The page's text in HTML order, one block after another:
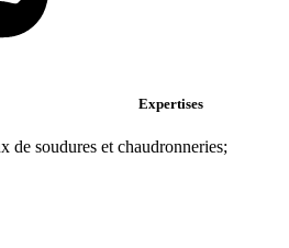
Expertises
de soudures et chaudronneries;